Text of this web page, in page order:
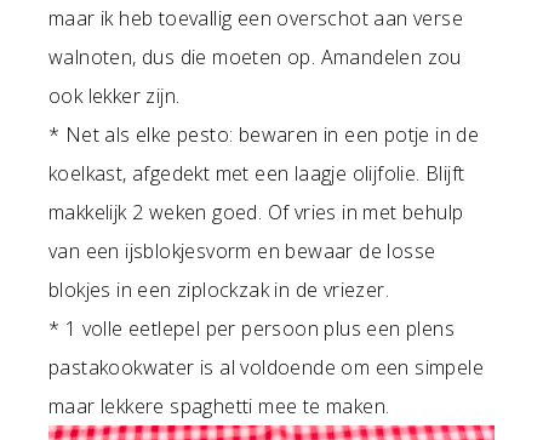
maar ik heb toevallig een overschot aan verse
walnoten, dus die moeten op. Amandelen zou
ook lekker zijn.
* Net als elke pesto: bewaren in een potje in de
koelkast, afgedekt met een laagje olijfolie. Blijft
makkelijk 2 weken goed. Of vries in met behulp
van een ijsblokjesvorm en bewaar de losse
blokjes in een ziplockzak in de vriezer.
* 1 volle eetlepel per persoon plus een plens
pastakookwater is al voldoende om een simpele
maar lekkere spaghetti mee te maken.